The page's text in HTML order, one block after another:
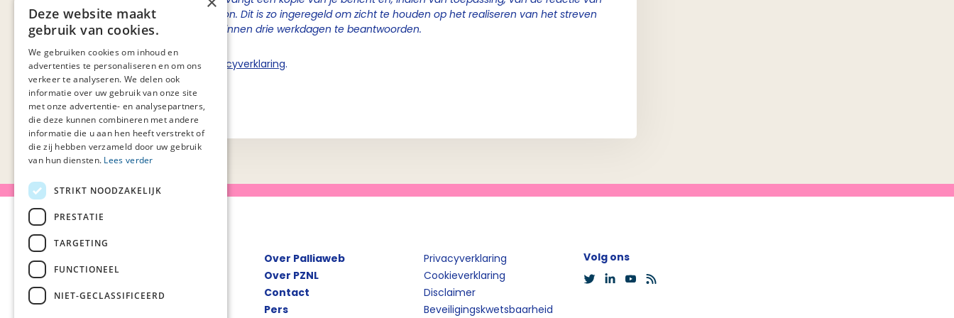
de inhoudelijke contactpersoon. Dit is zo ingeregeld om zicht te houden op het realiseren van het streven
van Palliaweb om berichten binnen drie werkdagen te beantwoorden.
Ik ga akkoord met de privacyverklaring.
Verstuur
Over Palliaweb
Over PZNL
Contact
Pers
Privacyverklaring
Cookieverklaring
Disclaimer
Beveiligingskwetsbaarheid
Volg ons
Deze website maakt
gebruik van cookies.
We gebruiken cookies om inhoud en
advertenties te personaliseren en om ons
verkeer te analyseren. We delen ook
informatie over uw gebruik van onze site
met onze advertentie- en analysepartners,
die deze kunnen combineren met andere
informatie die u aan hen heeft verstrekt of
die zij hebben verzameld door uw gebruik
van hun diensten. Lees verder
STRIKT NOODZAKELIJK
PRESTATIE
TARGETING
FUNCTIONEEL
NIET-GECLASSIFICEERD